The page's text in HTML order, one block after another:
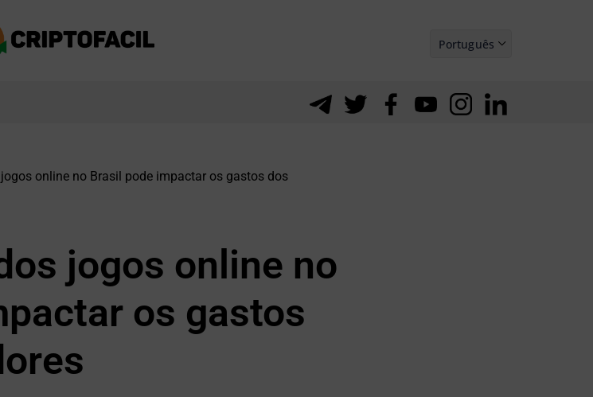
Português
online no Brasil pode impactar os gastos dos
jogos online no
os gastos